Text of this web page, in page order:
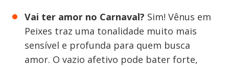
Vai ter amor no Carnaval? Sim! Vênus em
Peixes traz uma tonalidade muito mais
sensível e profunda para quem busca
amor. O vazio afetivo pode bater forte,